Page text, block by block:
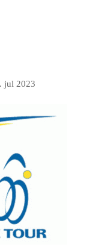
jul 2023